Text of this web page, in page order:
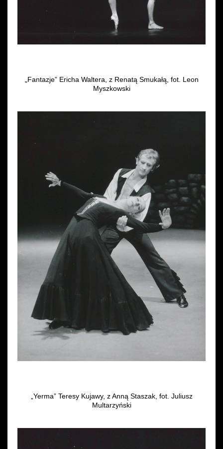
„Fantazje” Ericha Waltera, z Renatą Smukałą, fot. Leon
Myszkowski
„Yerma” Teresy Kujawy, z Anną Staszak, fot. Juliusz
Multarzyński